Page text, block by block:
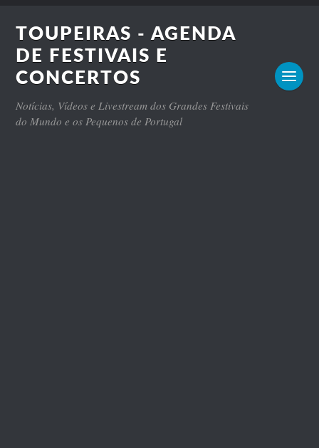
TOUPEIRAS - AGENDA
DE FESTIVAIS E
CONCERTOS
Notícias, Vídeos e Livestream dos Grandes Festivais
do Mundo e os Pequenos de Portugal